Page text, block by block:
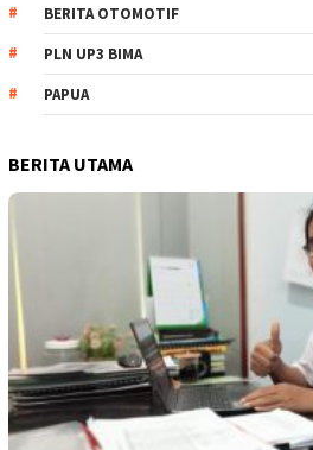
BERITA OTOMOTIF
PLN UP3 BIMA
PAPUA
BERITA UTAMA